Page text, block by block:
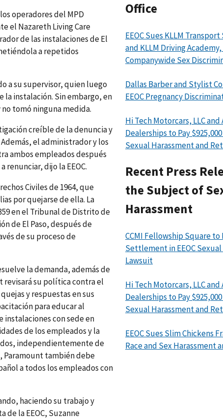
operadores del MPD
el Nazareth Living Care
de las instalaciones de El
a repetidos
a su supervisor, quien luego
la instalación. Sin embargo, en
tomó ninguna medida.
creíble de la denuncia y
el administrador y los
ambos empleados después
renunciar, dijo la EEOC.
Civiles de 1964, que
por quejarse de ella. La
en el Tribunal de Distrito de
de El Paso, después de
de su proceso de
la demanda, además de
revisará su política contra el
y respuestas en sus
para educar al
instalaciones con sede en
de los empleados y la
independientemente de
Paramount también debe
a todos los empleados con
haciendo su trabajo y
de la EEOC, Suzanne
Office
EEOC Sues KLLM Transport
and KLLM Driving
Companywide Sex
Dallas Barber and Stylist
EEOC Pregnancy
Hi Tech Motorcars, LLC
Dealerships to Pay $925,000
Sexual Harassment and
Recent Press
the Subject of
Harassment
CCMI Fellowship Square to
Settlement in EEOC
Lawsuit
Hi Tech Motorcars, LLC
Dealerships to Pay $925,000
Sexual Harassment and
EEOC Sues Slim Chickens
Race and Sex Harassment